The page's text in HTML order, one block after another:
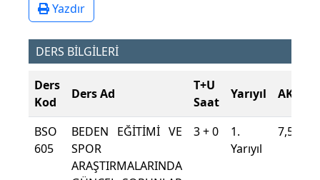
Yazdır
DERS BİLGİLERİ
Ders
Kod
Ders Ad
T+U
Saat
Yarıyıl AKTS
BSO
605
BEDEN EĞİTİMİ VE
SPOR
ARAŞTIRMALARINDA
3 + 0
1.
Yarıyıl
7,5